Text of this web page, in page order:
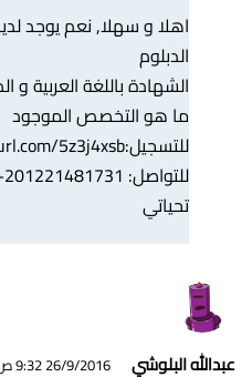
اهلا و سهلا, نعم يوجد
الدبلوم
الشهادة باللغة العربية و
ما هو التخصص الموجود
للتسجيل:5z3j4xsb
للتواصل: 201221481731+
تحياتي
عبدالله البلوشي 26/9/2016 9:32 ص